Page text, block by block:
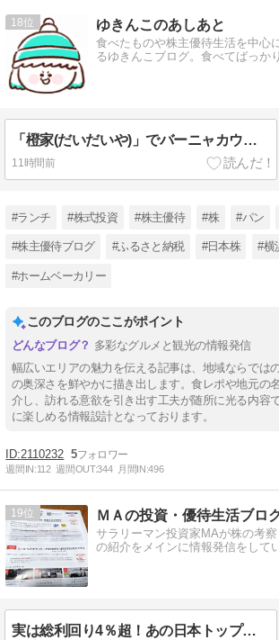
18 ゆきんこのあしあと
食べたものや株主優待生活を中心
るゆきんこブログ。食べてばっか
「橙家(だいだいや)」でバーニャカウダー、中落ちまぐろの特製カツレツ、骨付きもも肉のグリル食べたよ！／横浜・みなとみらい
11時間前
#ランチ #株式投資 #株主優待 #株 #パン
#株主優待ブログ #ふるさと納税 #日本株 #横
#ホームベーカリー
このブログのここがポイント
多彩なグルメと観光の情報発信
幅広いエリアの魅力を伝える記事は、地域ならでは
の奥深さを鮮やかに描き出します。食レポや地元の
介し、訪れる意欲を引き出す工夫が随所に光る内容
に楽しめる情報設計となっております。
2110232 5
週間IN:112 週間OUT:344 月間IN:496
19 ＭＡの投資・優待生活ブロ
サラリーマン投資家MAが株の考
の紹介をメインに情報発信をして
実は総利回り4％超！あの日本トップ企業と、ギフトカードが選べる優秀スーパー銘柄！！